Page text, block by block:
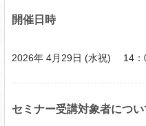
開催日時
2026年 4月29日 (水祝) 14：
セミナー受講対象者につい